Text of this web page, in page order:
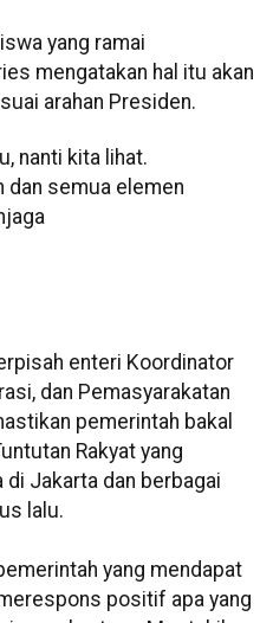
yang ramai
mengatakan hal itu akan
arahan Presiden.
nanti kita lihat.
dan semua elemen
enteri Koordinator
dan Pemasyarakatan
pemerintah bakal
Rakyat yang
Jakarta dan berbagai
lalu.
yang mendapat
positif apa yang